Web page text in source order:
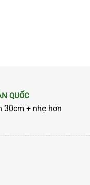
QUỐC
30cm + nhẹ hơn